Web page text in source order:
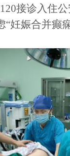
120接诊入住
“妊娠合并癫